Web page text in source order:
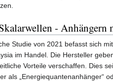
-
Studie von 2021 befasst sich
im Handel. Die Hersteller
Vorteile verschaffen. Dies
als „Energiequantenanhänger“